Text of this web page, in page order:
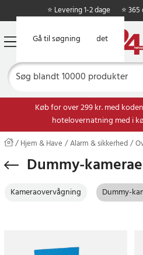
Gå til hovedindholdet
Gå til søgning
⭐ Levering 1-2 dage ⭐
Køb for over 299 kr. med
hotelovernatning med i
Hjem & Have Alarm & sikkerhed
Dummy-
Kameraovervågning Dummy-